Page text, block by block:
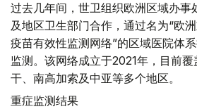
过去几年间，世卫组织欧洲区域办事
及地区卫生部门合作，通过名为“欧
疫苗有效性监测网络”的区域医院体
监测。该网络成立于2021年，目前
干、南高加索及中亚等多个地区。
重症监测结果